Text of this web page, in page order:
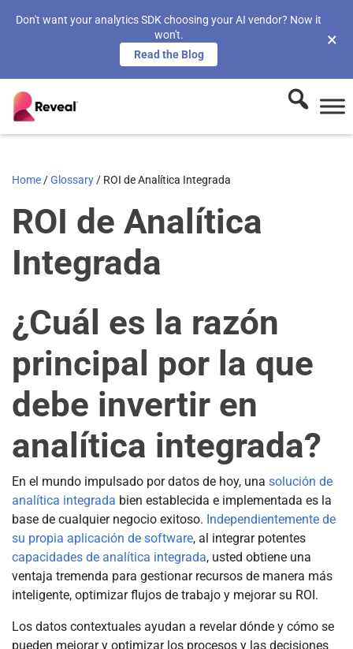
Don't want your analytics SDK choosing your AI vendor? Now it
won't.
Read the Blog
×
Home /Glossary / ROI de Analítica Integrada
ROI de Analítica
Integrada
¿Cuál es la razón
principal por la que
debe invertir en
analítica integrada?
En el mundo impulsado por datos de hoy, una solución de
analítica integrada bien establecida e implementada es la
base de cualquier negocio exitoso. Independientemente de
su propia aplicación de software, al integrar potentes
capacidades de analítica integrada, usted obtiene una
ventaja tremenda para gestionar recursos de manera más
inteligente, optimizar flujos de trabajo y mejorar su ROI.
Los datos contextuales ayudan a revelar dónde y cómo se
pueden mejorar y optimizar los procesos y las decisiones